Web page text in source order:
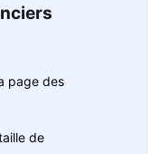
page des
de